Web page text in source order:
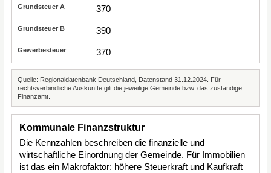
370
390
370
Quelle: Regionaldatenbank Deutschland, Datenstand 31.12.2024. Für
rechtsverbindliche Auskünfte gilt die jeweilige Gemeinde bzw. das zuständige
Finanzamt.
Kommunale Finanzstruktur
Die Kennzahlen beschreiben die finanzielle und
wirtschaftliche Einordnung der Gemeinde. Für Immobilien
ist das ein Makrofaktor: höhere Steuerkraft und Kaufkraft